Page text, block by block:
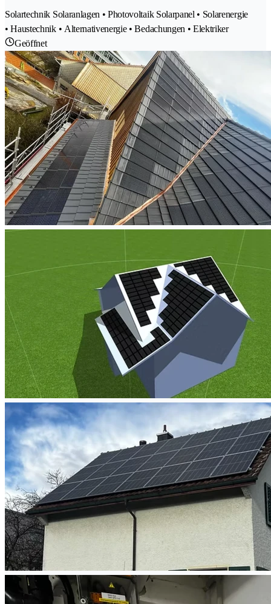
Solartechnik Solaranlagen • Photovoltaik Solarpanel • Solarenergie
• Haustechnik • Alternativenergie • Bedachungen • Elektriker
Geöffnet